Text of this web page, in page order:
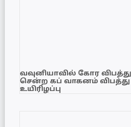
வவுனியாவில் கோர
சென்ற கப் வாகனம் விபத்து
உயிரிழப்பு